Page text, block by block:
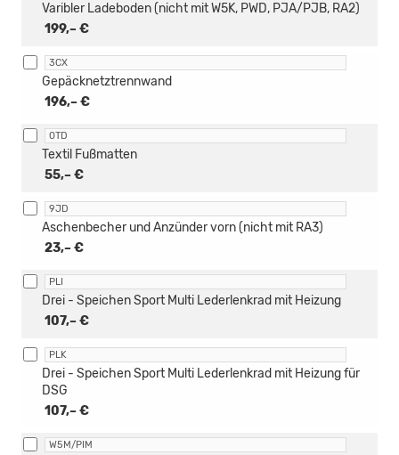
199,– €
Varibler Ladeboden (nicht mit W5K, PWD, PJA/PJB, RA2)
3CX
196,– €
Gepäcknetztrennwand
0TD
55,– €
Textil Fußmatten
9JD
23,– €
Aschenbecher und Anzünder vorn (nicht mit RA3)
PLI
107,– €
Drei - Speichen Sport Multi Lederlenkrad mit Heizung
PLK
107,– €
Drei - Speichen Sport Multi Lederlenkrad mit Heizung für
DSG
W5M/PIM